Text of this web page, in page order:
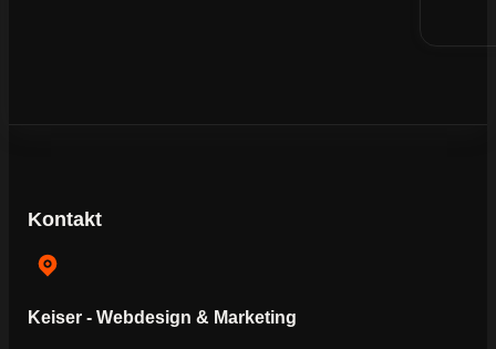
Kontakt
Keiser - Webdesign & Marketing